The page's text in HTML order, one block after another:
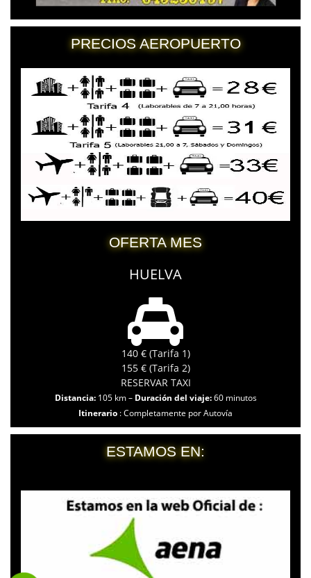
PRECIOS AEROPUERTO
OFERTA MES
HUELVA
140 € (Tarifa 1)
155 € (Tarifa 2)
RESERVAR TAXI
Distancia:105 km – Duración del viaje:60 minutos
Itinerario : Completamente por Autovía
ESTAMOS EN: